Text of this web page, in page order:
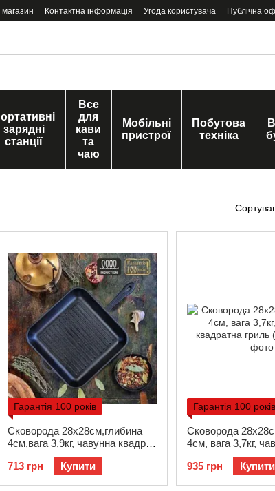
Контактна інформація Угода користувача Публічна
зарядні
станції
Все
для
кави
та
чаю
Мобільні
пристрої
Побутова
техніка
Гарантія 100 років
Сковорода 28x28см,глибина
4см,вага 3,9кг, чавунна квадр.
гриль (280-280-40MRgrill)
713 грн
Купити
Гарантія 100 років
Сковорода
4см, вага 3,7кг,
квадратна гриль
935 грн
Купити